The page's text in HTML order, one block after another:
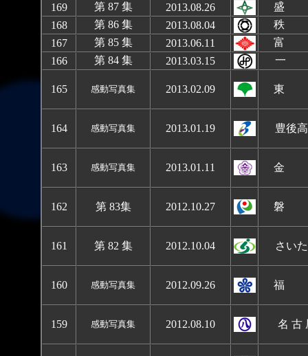
169 第 87 集 2013.08.26
盛
168 第 86 集 2013.08.04
秩
167 第 85 集 2013.06.11 富
166 第 84 集 2013.03.15 一
165 感動写真集 2013.02.09 東
164 感動写真集 2013.01.19 豊後
163 感動写真集 2013.01.11 金
162 第 83集 2012.10.27 磐
161 第 82 集 2012.10.04 さい
160 感動写真集 2012.09.26 福
159 感動写真集 2012.08.10 名 古